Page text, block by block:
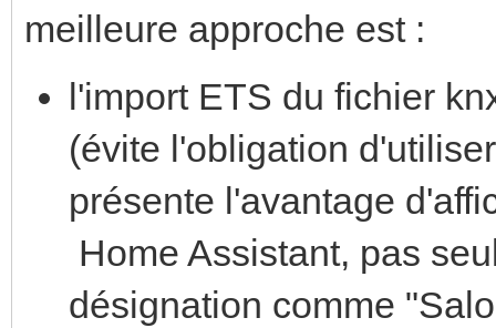
meilleure approche est :
l'import ETS du fichier
(évite l'obligation
présente l'avantage
Home Assistant, pas
désignation comme